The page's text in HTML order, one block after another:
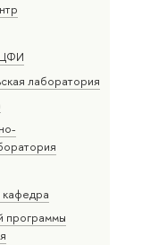
ЦФИ
лаборатория
программы